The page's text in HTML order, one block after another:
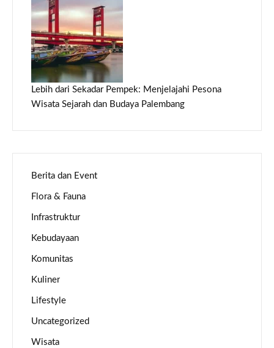
Lebih dari Sekadar Pempek: Menjelajahi Pesona
Wisata Sejarah dan Budaya Palembang
Berita dan Event
Flora & Fauna
Infrastruktur
Kebudayaan
Komunitas
Kuliner
Lifestyle
Uncategorized
Wisata